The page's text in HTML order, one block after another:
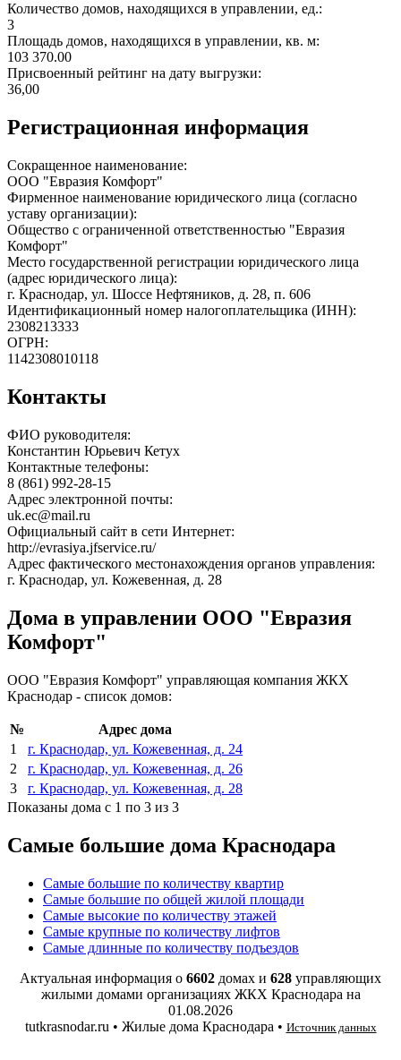
Количество домов, находящихся в управлении, ед.:
3
Площадь домов, находящихся в управлении, кв. м:
103 370.00
Присвоенный рейтинг на дату выгрузки:
36,00
Регистрационная информация
Сокращенное наименование:
ООО "Евразия Комфорт"
Фирменное наименование юридического лица (согласно
уставу организации):
Общество с ограниченной ответственностью "Евразия
Комфорт"
Место государственной регистрации юридического лица
(адрес юридического лица):
г. Краснодар, ул. Шоссе Нефтяников, д. 28, п. 606
Идентификационный номер налогоплательщика (ИНН):
2308213333
ОГРН:
1142308010118
Контакты
ФИО руководителя:
Константин Юрьевич Кетух
Контактные телефоны:
8 (861) 992-28-15
Адрес электронной почты:
uk.ec@mail.ru
Официальный сайт в сети Интернет:
http://evrasiya.jfservice.ru/
Адрес фактического местонахождения органов управления:
г. Краснодар, ул. Кожевенная, д. 28
Дома в управлении ООО "Евразия
Комфорт"
ООО "Евразия Комфорт" управляющая компания ЖКХ
Краснодар - список домов:
№
Адрес дома
1
г. Краснодар, ул. Кожевенная, д. 24
2
г. Краснодар, ул. Кожевенная, д. 26
3
г. Краснодар, ул. Кожевенная, д. 28
Показаны дома с 1 по 3 из 3
Самые большие дома Краснодара
Самые большие по количеству квартир
Самые большие по общей жилой площади
Самые высокие по количеству этажей
Самые крупные по количеству лифтов
Самые длинные по количеству подъездов
Актуальная информация о 6602 домах и 628 управляющих
жилыми домами организациях ЖКХ Краснодара на
01.08.2026
tutkrasnodar.ru • Жилые дома Краснодара • Источник данных